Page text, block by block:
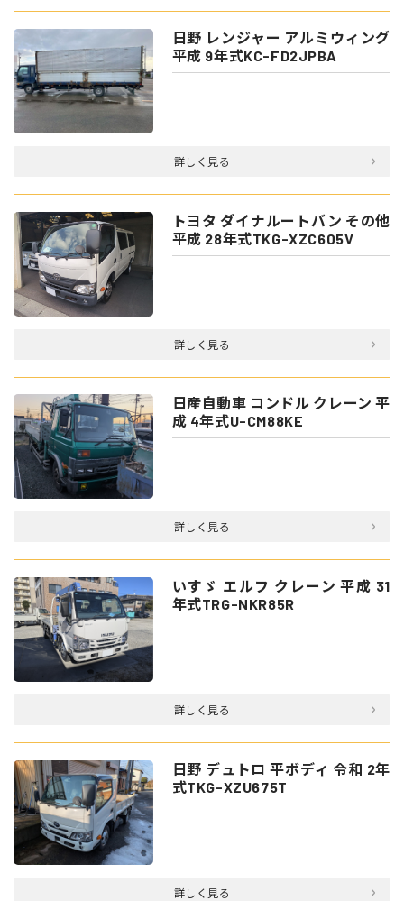
日野 レンジャー アルミウィング
平成 9年式KC-FD2JPBA
詳しく見る
トヨタ ダイナルートバン その他
平成 28年式TKG-XZC605V
詳しく見る
日産自動車 コンドル クレーン 平
成 4年式U-CM88KE
詳しく見る
いすゞ エルフ クレーン 平成 31
年式TRG-NKR85R
詳しく見る
日野 デュトロ 平ボディ 令和 2年
式TKG-XZU675T
詳しく見る